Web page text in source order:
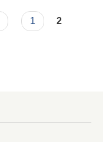
1 2